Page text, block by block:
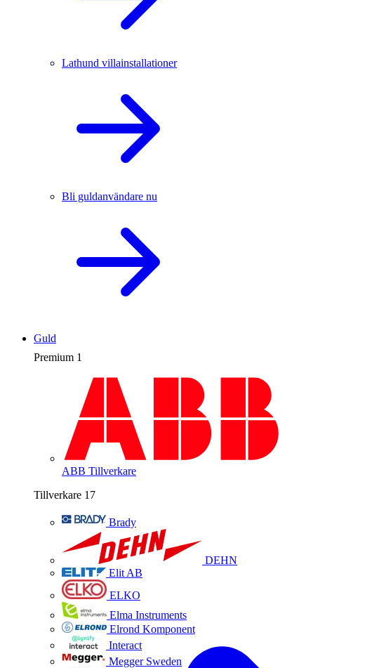
Premium 1
ABB Tillverkare
Tillverkare 17
Brady
DEHN
Elit AB
ELKO
Elma Instruments
Elrond Komponent
Interact
Megger Sweden
Guld
Lathund villainstallationer
Bli guldanvändare nu